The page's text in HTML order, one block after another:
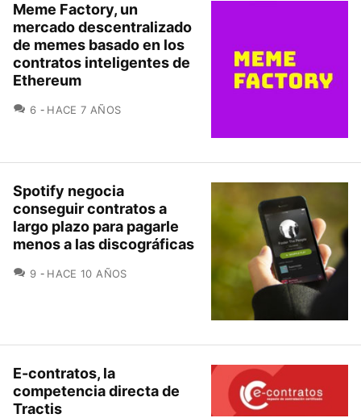
Meme Factory, un
mercado descentralizado
de memes basado en los
contratos inteligentes de
Ethereum
6 COMENTARIOS
HACE 7 AÑOS
Spotify negocia
conseguir contratos a
largo plazo para pagarle
menos a las discográficas
9 COMENTARIOS
HACE 10 AÑOS
E-contratos, la
competencia directa de
Tractis